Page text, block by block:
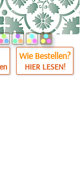
Wie Bestellen?
HIER LESEN!